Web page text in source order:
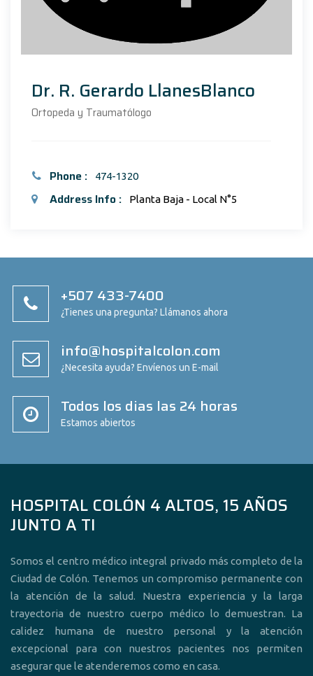
Dr. R. Gerardo LlanesBlanco
Ortopeda y Traumatólogo
Phone : 474-1320
Address Info : Planta Baja - Local N°5
+507 433-7400
¿Tienes una pregunta? Llámanos ahora
info@hospitalcolon.com
¿Necesita ayuda? Envíenos un E-mail
Todos los dias las 24 horas
Estamos abiertos
HOSPITAL COLÓN 4 ALTOS, 15 AÑOS
JUNTO A TI
Somos el centro médico integral privado más completo de la
Ciudad de Colón. Tenemos un compromiso permanente con
la atención de la salud. Nuestra experiencia y la larga
trayectoria de nuestro cuerpo médico lo demuestran. La
calidez humana de nuestro personal y la atención
excepcional para con nuestros pacientes nos permiten
asegurar que le atenderemos como en casa.